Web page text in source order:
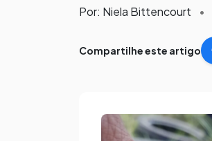
Por: Niela Bittencourt •
Compartilhe este artigo